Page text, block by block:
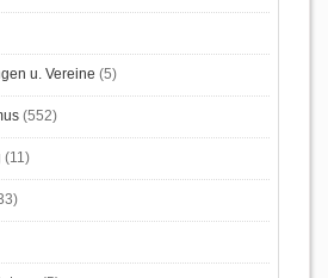
u. Vereine (5)
(552)
(11)